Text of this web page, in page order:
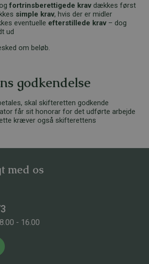
og fortrinsberettigede krav dækkes først
simple krav, hvis der er midler
eventuelle efterstillede krav – dog
ud
om beløb.
godkendelse
skal skifteretten godkende
får sit honorar for det udførte arbejde
kræver også skifterettens
med os
- 16.00